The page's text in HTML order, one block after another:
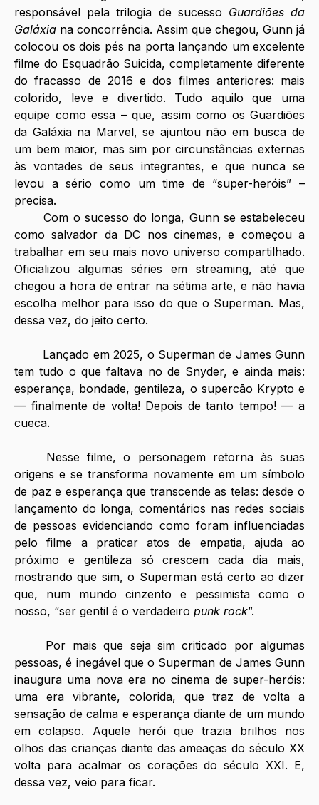
responsável pela trilogia de sucesso Guardiões da
Galáxia na concorrência. Assim que chegou, Gunn já
colocou os dois pés na porta lançando um excelente
filme do Esquadrão Suicida, completamente diferente
do fracasso de 2016 e dos filmes anteriores: mais
colorido, leve e divertido. Tudo aquilo que uma
equipe como essa – que, assim como os Guardiões
da Galáxia na Marvel, se ajuntou não em busca de
um bem maior, mas sim por circunstâncias externas
às vontades de seus integrantes, e que nunca se
levou a sério como um time de “super-heróis” –
precisa.
Com o sucesso do longa, Gunn se estabeleceu
como salvador da DC nos cinemas, e começou a
trabalhar em seu mais novo universo compartilhado.
Oficializou algumas séries em streaming, até que
chegou a hora de entrar na sétima arte, e não havia
escolha melhor para isso do que o Superman. Mas,
dessa vez, do jeito certo.
Lançado em 2025, o Superman de James Gunn
tem tudo o que faltava no de Snyder, e ainda mais:
esperança, bondade, gentileza, o supercão Krypto e
— finalmente de volta! Depois de tanto tempo! — a
cueca.
Nesse filme, o personagem retorna às suas
origens e se transforma novamente em um símbolo
de paz e esperança que transcende as telas: desde o
lançamento do longa, comentários nas redes sociais
de pessoas evidenciando como foram influenciadas
pelo filme a praticar atos de empatia, ajuda ao
próximo e gentileza só crescem cada dia mais,
mostrando que sim, o Superman está certo ao dizer
que, num mundo cinzento e pessimista como o
nosso, “ser gentil é o verdadeiro punk rock”.
Por mais que seja sim criticado por algumas
pessoas, é inegável que o Superman de James Gunn
inaugura uma nova era no cinema de super-heróis:
uma era vibrante, colorida, que traz de volta a
sensação de calma e esperança diante de um mundo
em colapso. Aquele herói que trazia brilhos nos
olhos das crianças diante das ameaças do século XX
volta para acalmar os corações do século XXI. E,
dessa vez, veio para ficar.